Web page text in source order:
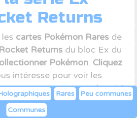
Returns
cartes Pokémon Rares de
Returns du bloc Ex du
Pokémon. Cliquez
intéresse pour voir les
notre comparateur de prix!
Dark Dragonite
Rares
Peu communes
Communes